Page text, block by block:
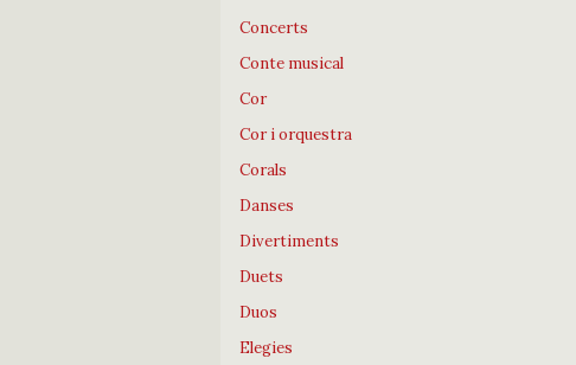
Concerts
Conte musical
Cor
Cor i orquestra
Corals
Danses
Divertiments
Duets
Duos
Elegies